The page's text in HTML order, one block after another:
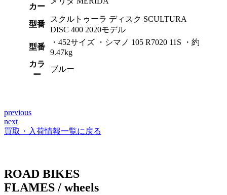
カー
型番
スクルトゥーラ ディスク SCULTURA
DISC 400 2020モデル
型番
・452サイズ ・シマノ 105 R7020 11S ・約
9.47kg
カラ
ー
ブルー
投
稿
ゲ
previous
next
買取・入荷情報一覧に戻る
ROAD BIKES
FLAMES / wheels